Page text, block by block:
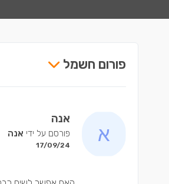
פורום חשמל
אנה
פורסם על ידי אנה
17/09/24